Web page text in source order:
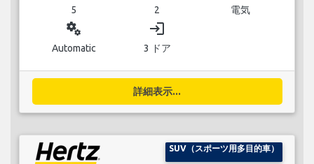
5 2 電気
miscellaneous_services
Automatic
login
3 ドア
詳細表示...
SUV（スポーツ用多目的車）